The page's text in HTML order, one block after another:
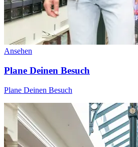
Ansehen
Plane Deinen Besuch
Plane Deinen Besuch